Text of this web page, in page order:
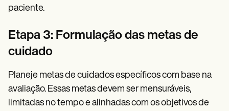
paciente.
Etapa 3: Formulação das metas de
cuidado
Planeje metas de cuidados específicos com base na
avaliação. Essas metas devem ser mensuráveis,
limitadas no tempo e alinhadas com os objetivos de